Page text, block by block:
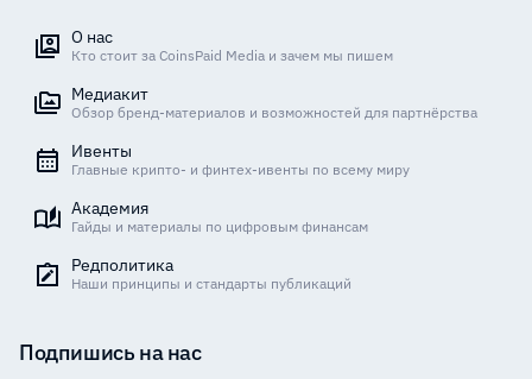
О нас
Кто стоит за CoinsPaid Media и зачем мы пишем
Медиакит
Обзор бренд-материалов и возможностей для партнёрства
Ивенты
Главные крипто- и финтех-ивенты по всему миру
Академия
Гайды и материалы по цифровым финансам
Редполитика
Наши принципы и стандарты публикаций
Подпишись на нас